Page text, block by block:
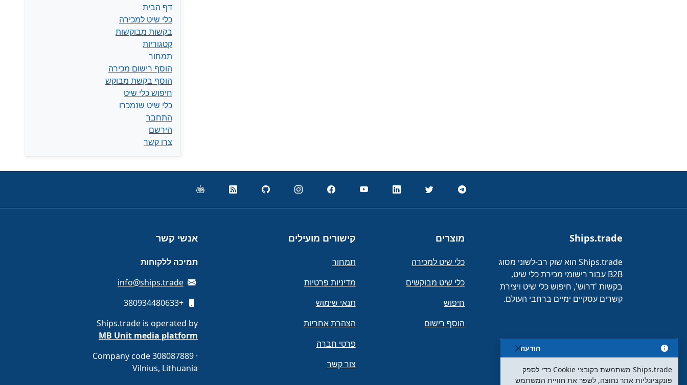
דף הבית
כלי שיט למכירה
בקשות מבוקשות
קטגוריות
תמחור
הוסף רישום מכירה
הוסף בקשת מבוקש
חיפוש כלי שיט
כלי שיט שנמכרו
התחבר
הירשם
צרו קשר
Ships.trade
Ships.trade הוא שוק רב-לשוני מסוג
B2B עבור רישומי מכירת כלי שיט,
בקשות 'דרוש', חיפוש כלי שיט ויצירת
קשרים עסקיים ימיים ברחבי העולם.
מוצרים
כלי שיט למכירה
כלי שיט מבוקשים
חיפוש
הוסף רישום
קישורים מועילים
תמחור
מדיניות פרטיות
תנאי שימוש
הצהרת אחריות
פרטי חברה
צור קשר
אנשי קשר
תמיכה ללקוחות
info@ships.trade
+380934480633
Ships.trade is operated by
MB Unit media platform
Company code 308087889 ·
Vilnius, Lithuania
הודעה
Ships.trade משתמשת בקובצי Cookie כדי לספק
פונקציונליות אתר נחוצה, לשפר את חוויית המשתמש